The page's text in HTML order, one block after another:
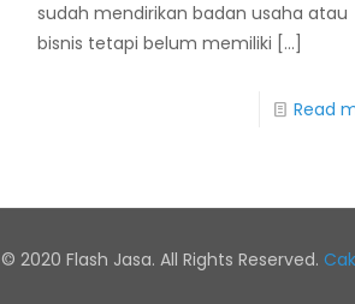
sudah mendirikan badan usaha atau
bisnis tetapi belum memiliki […]
Read
© 2020 Flash Jasa. All Rights Reserved.